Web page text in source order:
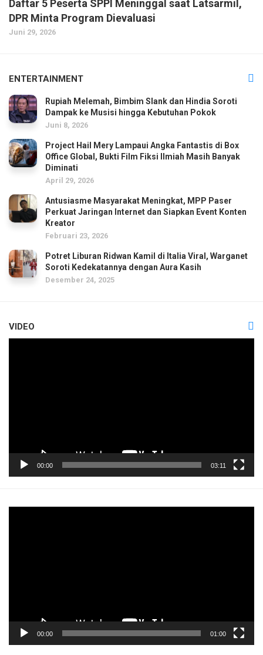
Daftar 5 Peserta SPPI Meninggal saat Latsarmil,
DPR Minta Program Dievaluasi
Juni 29, 2026
ENTERTAINMENT
Rupiah Melemah, Bimbim Slank dan Hindia Soroti
Dampak ke Musisi hingga Kebutuhan Pokok
Juni 8, 2026
Project Hail Mery Lampaui Angka Fantastis di Box
Office Global, Bukti Film Fiksi Ilmiah Masih Banyak
Diminati
April 29, 2026
Antusiasme Masyarakat Meningkat, MPP Paser
Perkuat Jaringan Internet dan Siapkan Event Konten
Kreator
Februari 23, 2026
Potret Liburan Ridwan Kamil di Italia Viral, Warganet
Soroti Kedekatannya dengan Aura Kasih
Desember 24, 2025
VIDEO
00:00 03:11
00:00 01:00